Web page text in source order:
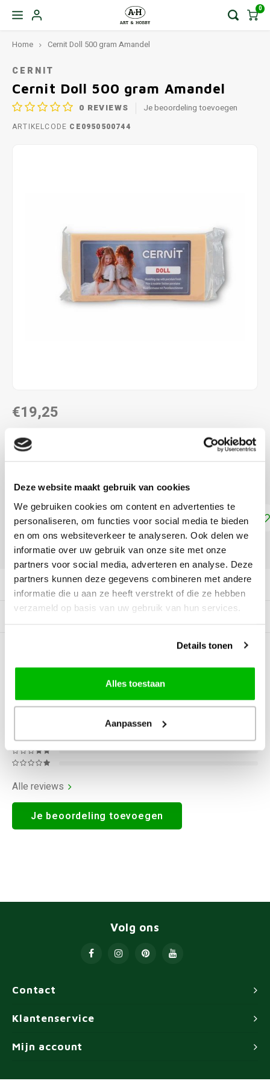
Deze website maakt gebruik van cookies
We gebruiken cookies om content en advertenties te
personaliseren, om functies voor social media te bieden
en om ons websiteverkeer te analyseren. Ook delen we
informatie over uw gebruik van onze site met onze
partners voor social media, adverteren en analyse. Deze
partners kunnen deze gegevens combineren met andere
informatie die u aan ze heeft verstrekt of die ze hebben
verzameld op basis van uw gebruik van hun services.
Details tonen
Alles toestaan
Aanpassen
0
Home Cernit Doll 500 gram Amandel
CERNIT
Cernit Doll 500 gram Amandel
0 REVIEWS Je beoordeling toevoegen
ARTIKELCODE CE0950500744
€19,25
DIRECT LEVERBAAR
afwerking. Afbakken op 110-130 °CLees meer
Toevoegen aan winkelwagen
DELEN:
Productomschrijving
Gerelateerde producten
BEOORDELINGEN
Alle reviews
Je beoordeling toevoegen
Contact
Volg ons
Klantenservice
Mijn account